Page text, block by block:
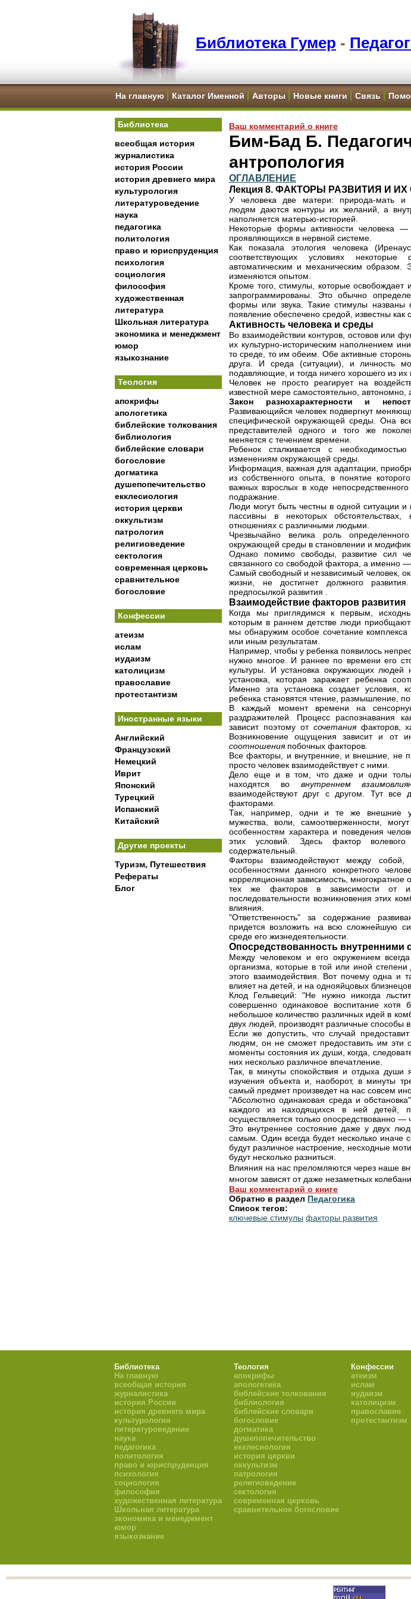
Библиотека Гумер -
На главную Каталог Именной Авторы Новые книги Связь
Библиотека
всеобщая история
журналистика
история России
история древнего мира
культурология
литературоведение
наука
педагогика
политология
право и юриспруденция
психология
социология
философия
художественная
литература
Школьная литература
экономика и менеджмент
юмор
языкознание
Теология
апокрифы
апологетика
библейские толкования
библиология
библейские словари
богословие
догматика
душепопечительство
екклесиология
история церкви
оккультизм
патрология
религиоведение
сектология
современная церковь
сравнительное
богословие
Конфессии
атеизм
ислам
иудаизм
католицизм
православие
протестантизм
Иностранные языки
Английский
Французский
Немецкий
Иврит
Японский
Турецкий
Испанский
Китайский
Другие проекты
Туризм, Путешествия
Рефераты
Блог
Ваш комментарий о книге
Бим-Бад Б.
антропология
ОГЛАВЛЕНИЕ
Лекция 8. ФАКТОРЫ РАЗВИТИЯ И ИХ
У человека две матери: природа-мать и
людям даются контуры их желаний, а
наполняется матерью-историей.
Некоторые формы активности человека —
проявляющихся в нервной системе.
Как показала этология человека
соответствующих условиях
автоматическим и механическим
изменяются опытом.
Кроме того, стимулы, которые освобождает
запрограммированы. Это обычно
формы или звука. Такие стимулы названы
появление обеспечено средой, известны как
Активность человека и среды
Во взаимодействии контуров, остовов или
их культурно-историческим наполнением
то среде, то им обеим. Обе активные
друга. И среда (ситуации), и личность
подавляющие, и тогда ничего хорошего из их
Человек не просто реагирует на
известной мере самостоятельно,
Закон разнохарактерности и
Развивающийся человек подвергнут
специфической окружающей среды. Она
представителей одного и того же
меняется с течением времени.
Ребенок сталкивается с необходимостью
изменениям окружающей среды.
Информация, важная для адаптации,
из собственного опыта, в понятие
важных взрослых в ходе
подражание.
Люди могут быть честны в одной ситуации
пассивны в некоторых
отношениях с различными людьми.
Чрезвычайно велика роль
окружающей среды в становлении и
Однако помимо свободы, развитие сил
связанного со свободой фактора, а именно —
Самый свободный и независимый человек,
жизни, не достигнет должного
предпосылкой развития .
Взаимодействие факторов развития
Когда мы приглядимся к первым,
которым в раннем детстве люди
мы обнаружим особое сочетание
или иным результатам.
Например, чтобы у ребенка появилось
нужно многое. И раннее по времени его
культуры. И установка окружающих людей
установка, которая заражает ребенка
Именно эта установка создает условия,
ребенка становятся чтение, размышление,
В каждый момент времени на
раздражителей. Процесс распознавания
зависит поэтому от сочетания факторов,
Возникновение ощущения зависит и от
соотношения побочных факторов.
Все факторы, и внутренние, и внешние, не
просто человек взаимодействует с ними.
Дело еще и в том, что даже и одни
находятся во внутреннем
взаимодействуют друг с другом. Тут все
факторами.
Так, например, одни и те же внешние
мужества, воли, самоотверженности,
особенностям характера и поведения
этих условий. Здесь фактор волевого
содержательный.
Факторы взаимодействуют между
особенностями данного конкретного
корреляционная зависимость, многократное
тех же факторов в зависимости от
последовательности возникновения этих
влияния.
"Ответственность" за содержание
придется возложить на всю сложнейшую
среде его жизнедеятельности.
Опосредствованность внутренними
Между человеком и его окружением
организма, которые в той или иной
этого взаимодействия. Вот почему одна и
влияет на детей, и на однояйцовых
Клод Гельвеций: "Не нужно никогда
совершенно одинаковое воспитание
небольшое количество различных идей в
двух людей, производят различные способы
Если же допустить, что случай
людям, он не сможет предоставить им эти
моменты состояния их души, когда,
них несколько различное впечатление.
Так, в минуты спокойствия и отдыха души
изучения объекта и, наоборот, в минуты
самый предмет произведет на нас совсем
"Абсолютно одинаковая среда и
каждого из находящихся в ней детей,
осуществляется только опосредствованно —
Это внутреннее состояние даже у двух
самым. Один всегда будет несколько иначе
будут различное настроение, несходные
будут несколько разниться.
Влияния на нас преломляются через наше
многом зависят от даже незаметных
Ваш комментарий о книге
Обратно в раздел Педагогика
Список тегов:
ключевые стимулы факторы развития
Библиотека
На главную
всеобщая история
журналистика
история России
история древнего мира
культурология
литературоведение
наука
педагогика
политология
право и юриспруденция
психология
социология
философия
художественная литература
Школьная литература
экономика и менеджмент
юмор
языкознание
Теология
апокрифы
апологетика
библейские толкования
библиология
библейские словари
богословие
догматика
душепопечительство
екклесиология
история церкви
оккультизм
патрология
религиоведение
сектология
современная церковь
сравнительное богословие
Конфессии
атеизм
ислам
иудаизм
католицизм
православие
протестантизм